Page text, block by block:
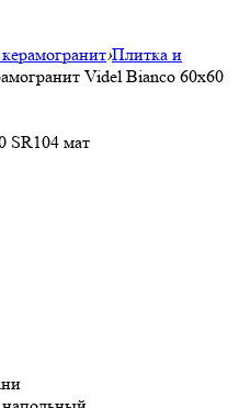
›Плитка и
Videl Bianco 60х60
SR104 мат